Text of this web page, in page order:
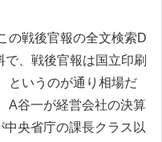
の戦後官報の全文検索D
、戦後官報は国立印刷
というのが通り相場だ
A谷一が経営会社の決算
中央省庁の課長クラス以